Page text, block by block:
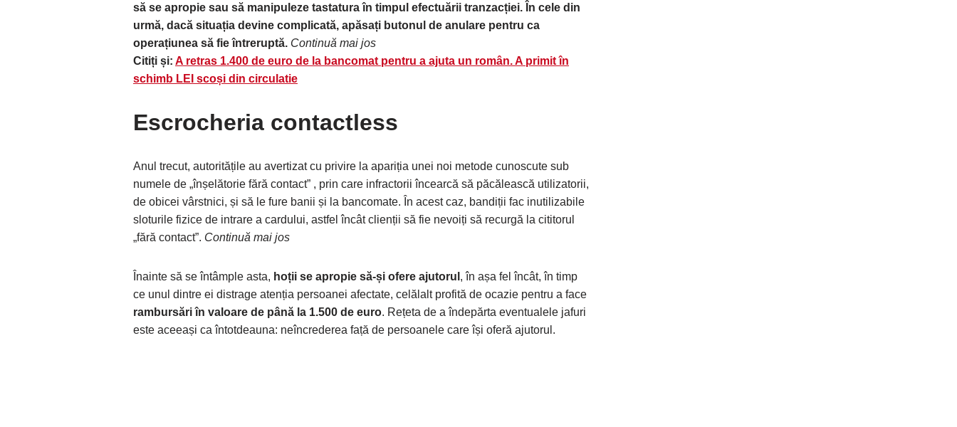
să se apropie sau să manipuleze tastatura în timpul efectuării tranzacției. În cele din
urmă, dacă situația devine complicată, apăsați butonul de anulare pentru ca
operațiunea să fie întreruptă. Continuă mai jos
Citiți și: A retras 1.400 de euro de la bancomat pentru a ajuta un român. A primit în
schimb LEI scoși din circulatie
Escrocheria contactless
Anul trecut, autoritățile au avertizat cu privire la apariția unei noi metode cunoscute sub
numele de „înșelătorie fără contact” , prin care infractorii încearcă să păcălească utilizatorii,
de obicei vârstnici, și să le fure banii și la bancomate. În acest caz, bandiții fac inutilizabile
sloturile fizice de intrare a cardului, astfel încât clienții să fie nevoiți să recurgă la cititorul
„fără contact”. Continuă mai jos
Înainte să se întâmple asta, hoții se apropie să-și ofere ajutorul , în așa fel încât, în timp
ce unul dintre ei distrage atenția persoanei afectate, celălalt profită de ocazie pentru a face
rambursări în valoare de până la 1.500 de euro. Rețeta de a îndepărta eventualele jafuri
este aceeași ca întotdeauna: neîncrederea față de persoanele care își oferă ajutorul.